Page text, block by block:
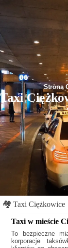
Strona
Taxi
🏘 Taxi Ciężkowice
Taxi w mieście
To bezpieczne
korporacje